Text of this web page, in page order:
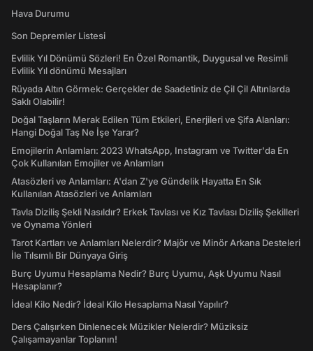
Hava Durumu
Son Depremler Listesi
Evlilik Yıl Dönümü Sözleri! En Özel Romantik, Duygusal ve Resimli
Evlilik Yıl dönümü Mesajları
Rüyada Altın Görmek: Gerçekler de Saadetiniz de Çil Çil Altınlarda
Saklı Olabilir!
Doğal Taşların Merak Edilen Tüm Etkileri, Enerjileri ve Şifa Alanları:
Hangi Doğal Taş Ne İşe Yarar?
Emojilerin Anlamları: 2023 WhatsApp, Instagram ve Twitter'da En
Çok Kullanılan Emojiler ve Anlamları
Atasözleri ve Anlamları: A'dan Z'ye Gündelik Hayatta En Sık
Kullanılan Atasözleri ve Anlamları
Tavla Diziliş Şekli Nasıldır? Erkek Tavlası ve Kız Tavlası Diziliş Şekilleri
ve Oynama Yönleri
Tarot Kartları ve Anlamları Nelerdir? Majör ve Minör Arkana Desteleri
İle Tılsımlı Bir Dünyaya Giriş
Burç Uyumu Hesaplama Nedir? Burç Uyumu, Aşk Uyumu Nasıl
Hesaplanır?
İdeal Kilo Nedir? İdeal Kilo Hesaplama Nasıl Yapılır?
Ders Çalışırken Dinlenecek Müzikler Nelerdir? Müziksiz
Çalışamayanlar Toplanın!